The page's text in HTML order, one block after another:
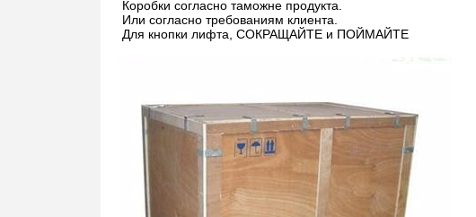
Коробки согласно таможне продукта.
Или согласно требованиям клиента.
Для кнопки лифта, СОКРАЩАЙТЕ и ПОЙМАЙТЕ